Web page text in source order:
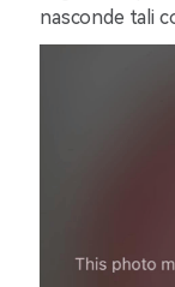
nasconde tali